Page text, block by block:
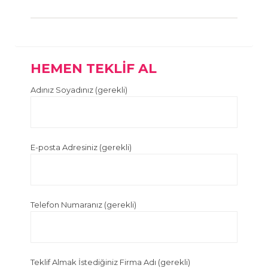
HEMEN TEKLİF AL
Adınız Soyadınız (gerekli)
E-posta Adresiniz (gerekli)
Telefon Numaranız (gerekli)
Teklif Almak İstediğiniz Firma Adı (gerekli)